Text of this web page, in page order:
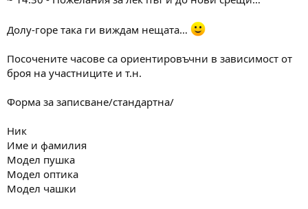
Долу-горе така ги виждам нещата…
Посочените часове са ориентировъчни в зависимост от
броя на участниците и т.н.
Форма за записване/стандартна/
Ник
Име и фамилия
Модел пушка
Модел оптика
Модел чашки